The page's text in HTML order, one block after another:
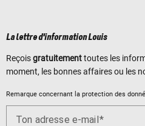
La lettre d'information Louis
Reçoisgratuitementtoutes les
moment, les bonnes affaires ou les
Remarque concernant la protection des
Ton adresse e-mail